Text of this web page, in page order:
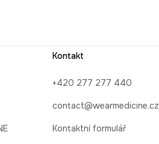
Kontakt
+420 277 277 440
contact@wearmedicine.cz
Kontaktní formulář